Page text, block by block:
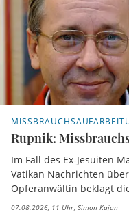
Rupnik:
Im Fall des Ex-Jesuiten
Vatikan Nachrichten
Opferanwältin beklagt
07.08.2026, 11 Uhr Simon Kajan